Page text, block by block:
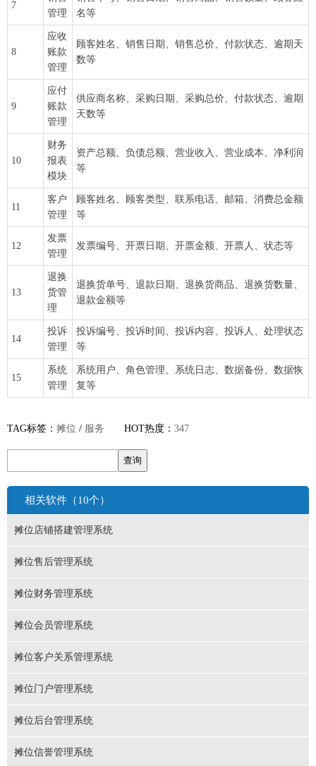
7
管理
名等
8
应收
账款
管理
顾客姓名、销售日期、销售总价、付款状态、逾期天
数等
9
应付
账款
管理
供应商名称、采购日期、采购总价、付款状态、逾期
天数等
10
财务
报表
模块
资产总额、负债总额、营业收入、营业成本、净利润
等
11
客户
管理
顾客姓名、顾客类型、联系电话、邮箱、消费总金额
等
12
发票
管理
发票编号、开票日期、开票金额、开票人、状态等
13
退换
货管
理
退换货单号、退款日期、退换货商品、退换货数量、
退款金额等
14
投诉
管理
投诉编号、投诉时间、投诉内容、投诉人、处理状态
等
15
系统
管理
系统用户、角色管理、系统日志、数据备份、数据恢
复等
TAG标签： 摊位 / 服务 HOT热度： 347
相关软件（10个）
摊位店铺搭建管理系统
摊位售后管理系统
摊位财务管理系统
摊位会员管理系统
摊位客户关系管理系统
摊位门户管理系统
摊位后台管理系统
摊位信誉管理系统